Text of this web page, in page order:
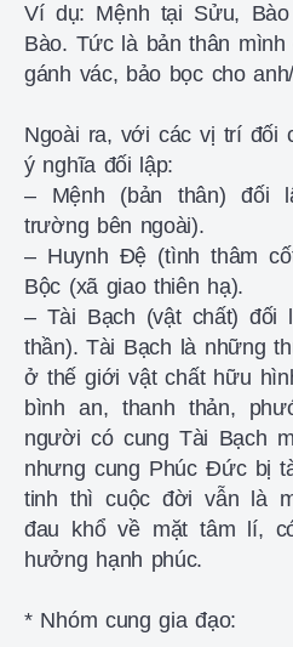
Ví dụ: Mệnh tại Sửu,
Bào. Tức là bản thân
gánh vác, bảo bọc cho
Ngoài ra, với các vị trí đối
ý nghĩa đối lập:
– Mệnh (bản thân) đối
trường bên ngoài).
– Huynh Đệ (tình thâm
Bộc (xã giao thiên hạ).
– Tài Bạch (vật chất) đối
thần). Tài Bạch là những
ở thế giới vật chất hữu
bình an, thanh thản,
người có cung Tài Bạch
nhưng cung Phúc Đức bị
tinh thì cuộc đời vẫn là
đau khổ về mặt tâm lí,
hưởng hạnh phúc.
* Nhóm cung gia đạo: